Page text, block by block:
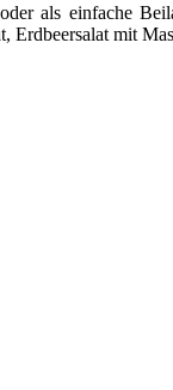
als einfache
mit